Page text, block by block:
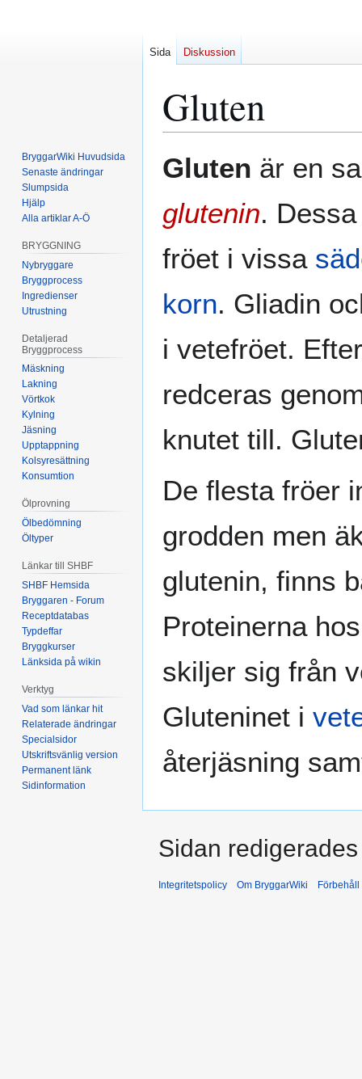
Gluten
till
till
Gluten är en
glutenin.
fröet i vissa
korn. Gliadin
i vetefröet.
redceras
knutet till.
De flesta fröer
grodden men
glutenin, finns
Proteinerna
skiljer sig från
Gluteninet i
återjäsning
Sida Diskussion
BryggarWiki Huvudsida
Senaste ändringar
Slumpsida
Hjälp
Alla artiklar A-Ö
BRYGGNING
Nybryggare
Bryggprocess
Ingredienser
Utrustning
Detaljerad
Bryggprocess
Mäskning
Lakning
Vörtkok
Kylning
Jäsning
Upptappning
Kolsyresättning
Konsumtion
Ölprovning
Ölbedömning
Öltyper
Länkar till SHBF
SHBF Hemsida
Bryggaren - Forum
Receptdatabas
Typdeffar
Bryggkurser
Länksida på wikin
Verktyg
Vad som länkar hit
Relaterade ändringar
Specialsidor
Utskriftsvänlig version
Permanent länk
Sidinformation
Sidan
Integritetspolicy Om BryggarWiki Förbehåll